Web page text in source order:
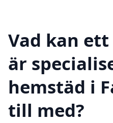
Vad kan
är
hemstäd i
till med?